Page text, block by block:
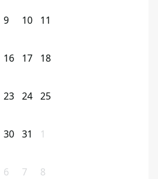
9 10 11
16 17 18
23 24 25
30 31 1
6 7 8